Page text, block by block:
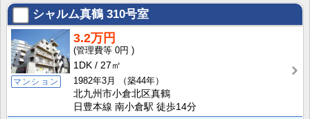
シャルム真鶴 310号室
マンション
3.2万円
0円
1DK
27㎡
1982年3月
（築44年）
北九州市小倉北区真鶴
日豊本線 南小倉駅 徒歩14分